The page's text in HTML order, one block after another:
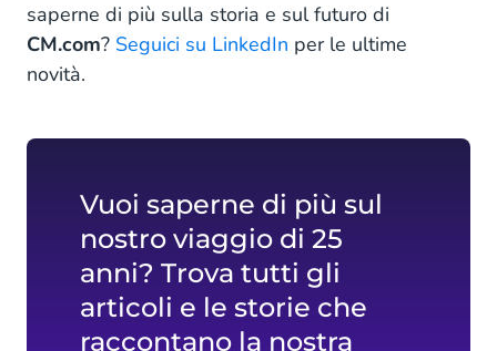
saperne di più sulla storia e sul futuro di
CM.com? Seguici su LinkedIn per le ultime
novità.
Vuoi saperne di più sul
nostro viaggio di 25
anni? Trova tutti gli
articoli e le storie che
raccontano la nostra